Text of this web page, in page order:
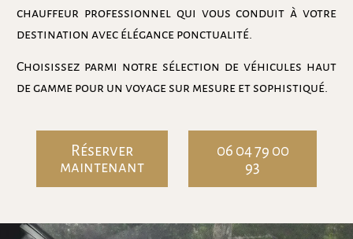
chauffeur professionnel qui vous conduit à votre
destination avec élégance ponctualité.
Choisissez parmi notre sélection de véhicules haut
de gamme pour un voyage sur mesure et sophistiqué.
Réserver
maintenant
06 04 79 00
93